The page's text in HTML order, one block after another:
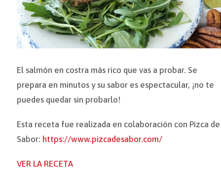
El salmón en costra más rico que vas a probar. Se
prepara en minutos y su sabor es espectacular, ¡no te
puedes quedar sin probarlo!
Esta receta fue realizada en colaboración con Pizca de
Sabor: https://www.pizcadesabor.com/
VER LA RECETA